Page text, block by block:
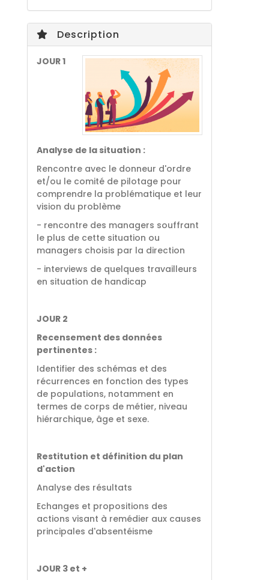
Description
JOUR 1
Analyse de la situation :
Rencontre avec le donneur d'ordre
et/ou le comité de pilotage pour
comprendre la problématique et leur
vision du problème
- rencontre des managers souffrant
le plus de cette situation ou
managers choisis par la direction
- interviews de quelques travailleurs
en situation de handicap
JOUR 2
Recensement des données
pertinentes :
Identifier des schémas et des
récurrences en fonction des types
de populations, notamment en
termes de corps de métier, niveau
hiérarchique, âge et sexe.
Restitution et définition du plan
d'action
Analyse des résultats
Echanges et propositions des
actions visant à remédier aux causes
principales d'absentéisme
JOUR 3 et +